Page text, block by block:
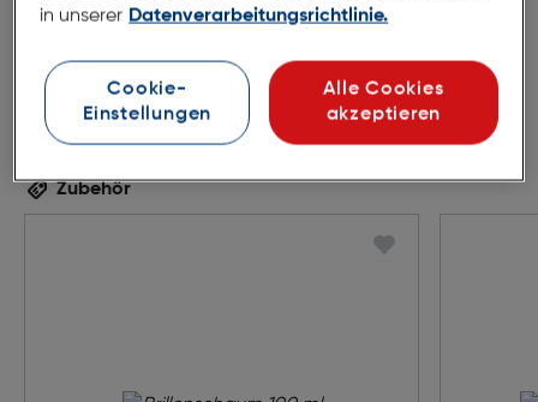
Zubehör
in unserer Datenverarbeitungsrichtlinie.
Cookie-
Einstellungen
Alle Cookies
akzeptieren